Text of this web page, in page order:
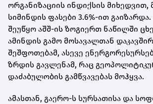
ორგანიზაციის ინდიქსის
სიმინდის ფასები 3.6%-ით
შეუწყო აშშ-ის ზოგიერთ ნაწილში
ამინდის გამო მოსავალთან
შეშფოთებამ, ასევე
ზრდის გავლენამ, რაც
დაძაბულობის გამწვავებას მოჰყვა.
ამასთან, გაერო-ს სურსათისა და